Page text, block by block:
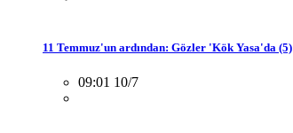
11 Temmuz'un ardından: Gözler 'Kök Yasa'da (5)
09:01 10/7